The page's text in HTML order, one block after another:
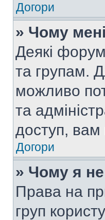
Догори
» Чому
Деякі
та групам.
можливо
та
доступ, вам
Догори
» Чому я
Права на
груп